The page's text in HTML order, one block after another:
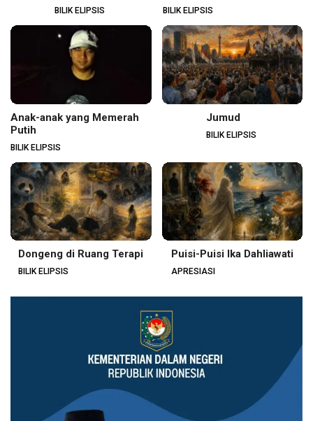
BILIK ELIPSIS BILIK ELIPSIS
Anak-anak yang Memerah
Putih
BILIK ELIPSIS
Jumud
BILIK ELIPSIS
Dongeng di Ruang Terapi
BILIK ELIPSIS
Puisi-Puisi Ika Dahliawati
APRESIASI